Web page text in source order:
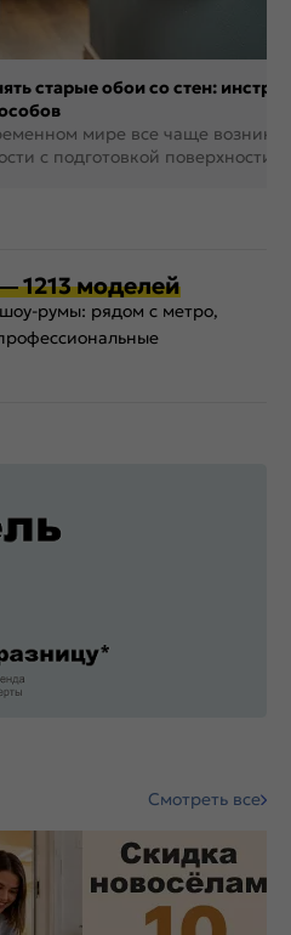
старые обои со стен:
мире все чаще
с подготовкой поверхности
1213 моделей
румы: рядом с метро,
Смотреть все